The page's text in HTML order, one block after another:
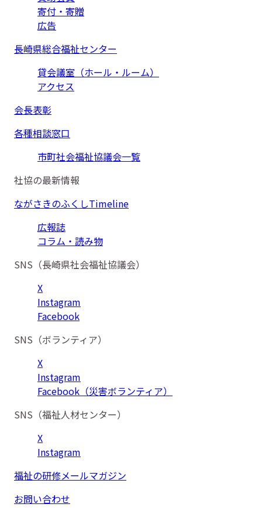
寄付・寄贈
広告
長崎県総合福祉センター
貸会議室（ホール・ルーム）
アクセス
会長表彰
各種相談窓口
市町社会福祉協議会一覧
社協の最新情報
ながさきのふくしTimeline
広報誌
コラム・読み物
SNS（長崎県社会福祉協議会）
X
Instagram
Facebook
SNS（ボランティア）
X
Instagram
Facebook（災害ボランティア）
SNS（福祉人材センター）
X
Instagram
福祉の研修メールマガジン
お問い合わせ